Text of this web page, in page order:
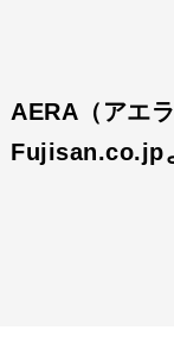
AERA（アエ
Fujisan.co.jp